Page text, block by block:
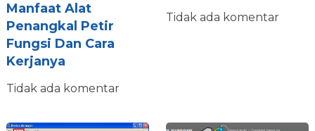
Manfaat Alat
Penangkal Petir
Fungsi Dan Cara
Kerjanya
Tidak ada komentar
Tidak ada komentar